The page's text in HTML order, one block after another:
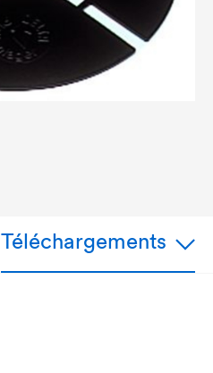
Téléchargements